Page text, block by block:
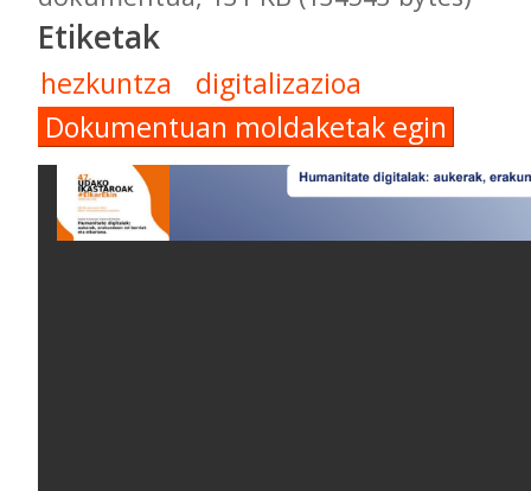
Etiketak
hezkuntza
digitalizazioa
Dokumentuan moldaketak egin